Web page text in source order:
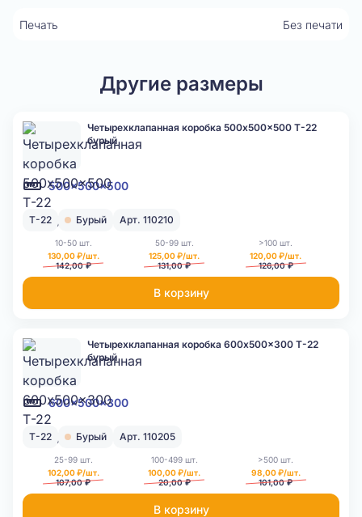
Печать Без печати
Другие размеры
500x500x500
Четырехклапанная коробка 500x500x500 Т-22
бурый
Т-22 Бурый Арт. 110210
10-50 шт.
130,00 ₽/шт.
142,00 ₽
50-99 шт.
125,00 ₽/шт.
131,00 ₽
>100 шт.
120,00 ₽/шт.
126,00 ₽
В корзину
600x500x300
Четырехклапанная коробка 600x500x300 Т-22
бурый
Т-22 Бурый Арт. 110205
25-99 шт.
102,00 ₽/шт.
107,00 ₽
100-499 шт.
100,00 ₽/шт.
20,00 ₽
>500 шт.
98,00 ₽/шт.
101,00 ₽
В корзину